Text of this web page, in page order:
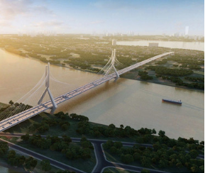
để định hình tương lai phát triển bền
nguyên mới.